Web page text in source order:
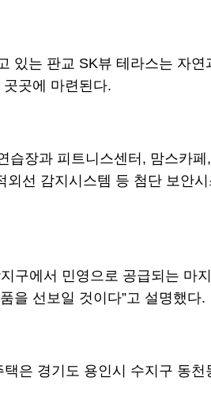
있는 판교 SK뷰 테라스는 자
곳에 마련된다.
습장과 피트니스센터, 맘스카
외선 감지시스템 등 첨단 보안
구에서 민영으로 공급되는 마
을 선보일 것이다”고 설명했다.
은 경기도 용인시 수지구 동